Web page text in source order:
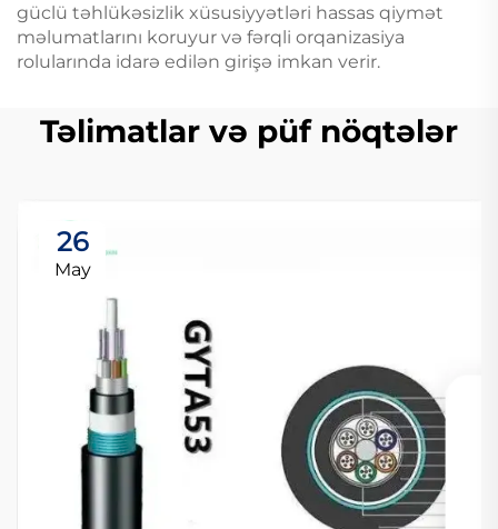
güclü təhlükəsizlik xüsusiyyətləri hassas qiymət
məlumatlarını koruyur və fərqli orqanizasiya
rolularında idarə edilən girişə imkan verir.
Təlimatlar və püf nöqtələr
26
May